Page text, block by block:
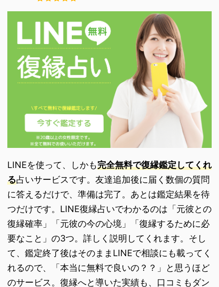
LINEを使って、しかも完全無料で復縁鑑定してくれ
る占いサービスです。友達追加後に届く数個の質問
に答えるだけで、準備は完了。あとは鑑定結果を待
つだけです。LINE復縁占いでわかるのは「元彼との
復縁確率」「元彼の今の心境」「復縁するために必
要なこと」の3つ。詳しく説明してくれます。そし
て、鑑定終了後はそのままLINEで相談にも載ってく
れるので、「本当に無料で良いの？？」と思うほど
のサービス。復縁へと導いた実績も、口コミもダン